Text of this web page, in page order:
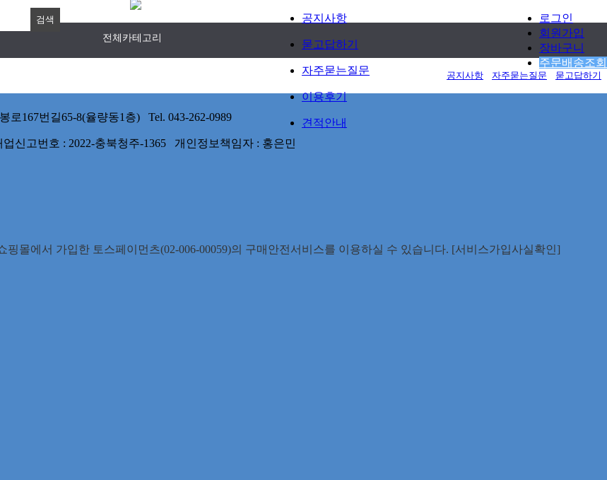
로그인
회원가입
장바구니
주문배송조회
전체카테고리
공지사항 자주묻는질문 묻고답하기
공지사항
묻고답하기
자주묻는질문
이용후기
견적안내
167번길65-8(율량동1층) Tel. 043-262-0989
신고번호 : 2022-충북청주-1365 개인정보책임자 : 홍은민
몰에서 가입한 토스페이먼츠(02-006-00059)의 구매안전서비스를 이용하실 수 있습니다. [서비스가입사실확인]